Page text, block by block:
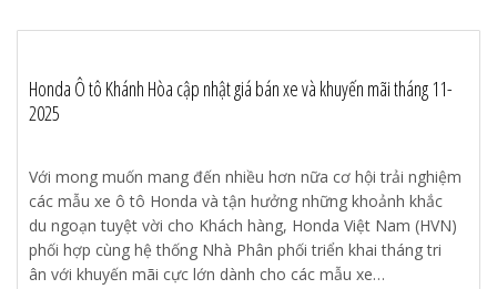
Honda Ô tô Khánh Hòa cập nhật giá bán xe và khuyến mãi tháng 11-
2025
Với mong muốn mang đến nhiều hơn nữa cơ hội trải nghiệm
các mẫu xe ô tô Honda và tận hưởng những khoảnh khắc
du ngoạn tuyệt vời cho Khách hàng, Honda Việt Nam (HVN)
phối hợp cùng hệ thống Nhà Phân phối triển khai tháng tri
ân với khuyến mãi cực lớn dành cho các mẫu xe…